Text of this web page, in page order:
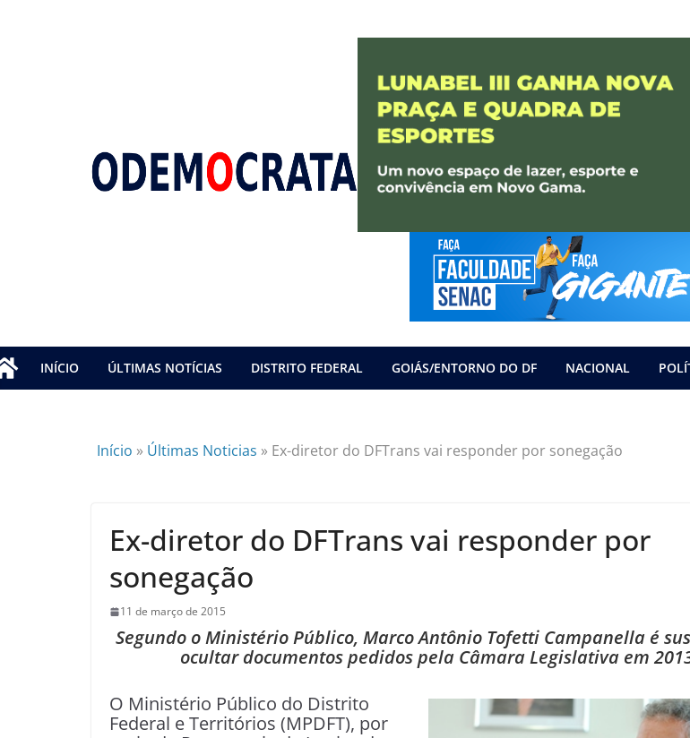
INÍCIO ÚLTIMAS NOTÍCIAS DISTRITO FEDERAL GOIÁS/ENTORNO DO DF NACIONAL
Início » Últimas Noticias » Ex-diretor do DFTrans vai responder por sonegação
Ex-diretor do DFTrans vai responder por
sonegação
11 de março de 2015
Segundo o Ministério Público, Marco Antônio Tofetti Campanella é
ocultar documentos pedidos pela Câmara Legislativa em
O Ministério Público do Distrito
Federal e Territórios (MPDFT), por